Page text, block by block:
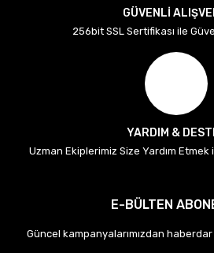
GÜVENLİ
256bit SSL Sertifikası ile
YARDIM &
Uzman Ekiplerimiz Size Yardım Etmek
E-BÜLTEN
Güncel kampanyalarımızdan